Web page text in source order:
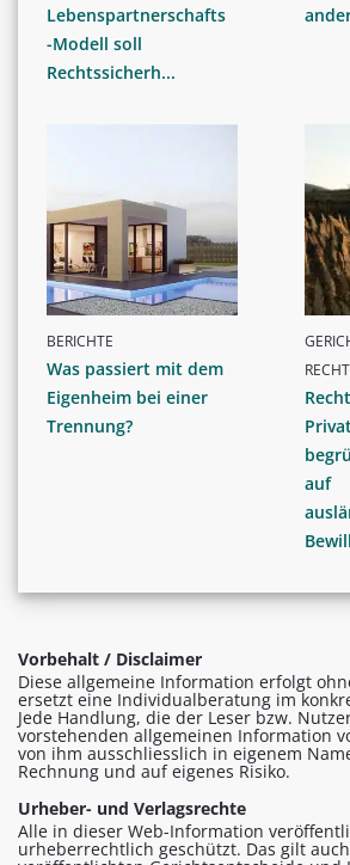
Lebenspartnerschafts
-Modell soll
Rechtssicherh...
BERICHTE
Was passiert mit dem
Eigenheim bei einer
Trennung?
auf
Vorbehalt / Disclaimer
Diese allgemeine Information erfolgt
ersetzt eine Individualberatung im
Jede Handlung, die der Leser bzw.
vorstehenden allgemeinen Information
von ihm ausschliesslich in eigenem
Rechnung und auf eigenes Risiko.
Urheber- und Verlagsrechte
Alle in dieser Web-Information
urheberrechtlich geschützt. Das gilt